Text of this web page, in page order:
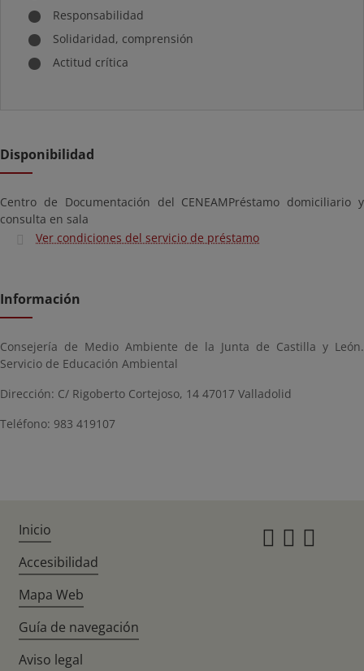
Responsabilidad
Solidaridad, comprensión
Actitud crítica
Disponibilidad
Centro de Documentación del CENEAMPréstamo domiciliario y
consulta en sala
Ver condiciones del servicio de préstamo
Información
Consejería de Medio Ambiente de la Junta de Castilla y León.
Servicio de Educación Ambiental
Dirección: C/ Rigoberto Cortejoso, 14 47017 Valladolid
Teléfono: 983 419107
Inicio
Accesibilidad
Mapa Web
Guía de navegación
Aviso legal